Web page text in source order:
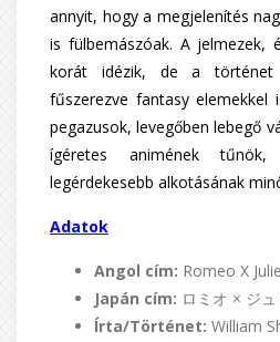
annyit, hogy a megjelenítés
is fülbemászóak. A jelmezek,
korát idézik, de a
fűszerezve fantasy elemekkel
pegazusok, levegőben lebegő
ígéretes animének
legérdekesebb alkotásának
Adatok
Angol cím: Romeo X
Japán cím: ロミオ × ジュ
Írta/Történet: William